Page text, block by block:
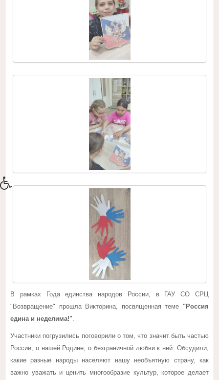
В рамках Года единства народов России, в ГАУ СО СРЦ
"Возвращение" прошла Викторина, посвященная теме "Россия
едина и неделима!".
Участники погрузились поговорили о том, что значит быть частью
России, о нашей Родине, о безграничной любви к ней. Обсудили,
какие разные народы населяют нашу необъятную страну, как
важно уважать и ценить многообразие культур, которое делает